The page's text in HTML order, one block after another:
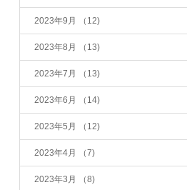
2023年9月 （12)
2023年8月 （13)
2023年7月 （13)
2023年6月 （14)
2023年5月 （12)
2023年4月 （7)
2023年3月 （8)